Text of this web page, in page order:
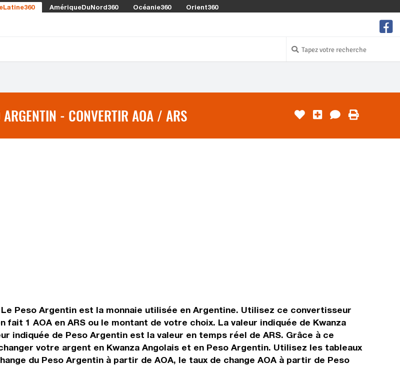
AmériqueDuNord360 Océanie360 Orient360
ARGENTIN - CONVERTIR AOA / ARS
Peso Argentin est la monnaie utilisée en Argentine. Utilisez ce convertisseur
1 AOA en ARS ou le montant de votre choix. La valeur indiquée de Kwanza
indiquée de Peso Argentin est la valeur en temps réel de ARS. Grâce à ce
votre argent en Kwanza Angolais et en Peso Argentin. Utilisez les tableaux
du Peso Argentin à partir de AOA, le taux de change AOA à partir de Peso